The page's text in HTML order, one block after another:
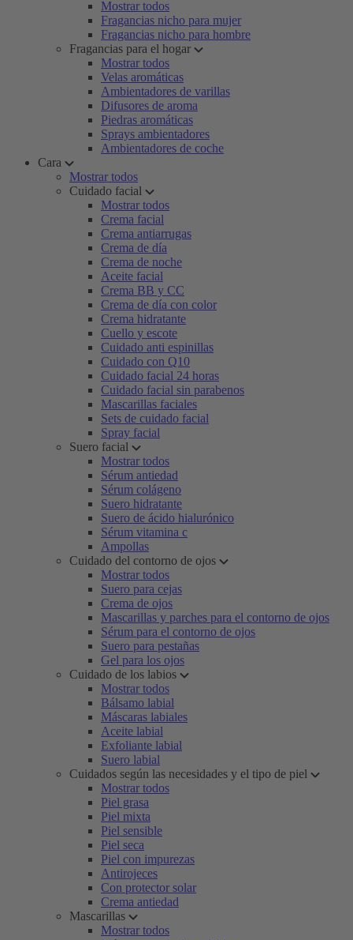
Mostrar todos
Fragancias nicho para mujer
Fragancias nicho para hombre
Fragancias para el hogar
Mostrar todos
Velas aromáticas
Ambientadores de varillas
Difusores de aroma
Piedras aromáticas
Sprays ambientadores
Ambientadores de coche
Cara
Mostrar todos
Cuidado facial
Mostrar todos
Crema facial
Crema antiarrugas
Crema de día
Crema de noche
Aceite facial
Crema BB y CC
Crema de día con color
Crema hidratante
Cuello y escote
Cuidado anti espinillas
Cuidado con Q10
Cuidado facial 24 horas
Cuidado facial sin parabenos
Mascarillas faciales
Sets de cuidado facial
Spray facial
Suero facial
Mostrar todos
Sérum antiedad
Sérum colágeno
Suero hidratante
Suero de ácido hialurónico
Sérum vitamina c
Ampollas
Cuidado del contorno de ojos
Mostrar todos
Suero para cejas
Crema de ojos
Mascarillas y parches para el contorno de ojos
Sérum para el contorno de ojos
Suero para pestañas
Gel para los ojos
Cuidado de los labios
Mostrar todos
Bálsamo labial
Máscaras labiales
Aceite labial
Exfoliante labial
Suero labial
Cuidados según las necesidades y el tipo de piel
Mostrar todos
Piel grasa
Piel mixta
Piel sensible
Piel seca
Piel con impurezas
Antirojeces
Con protector solar
Crema antiedad
Mascarillas
Mostrar todos